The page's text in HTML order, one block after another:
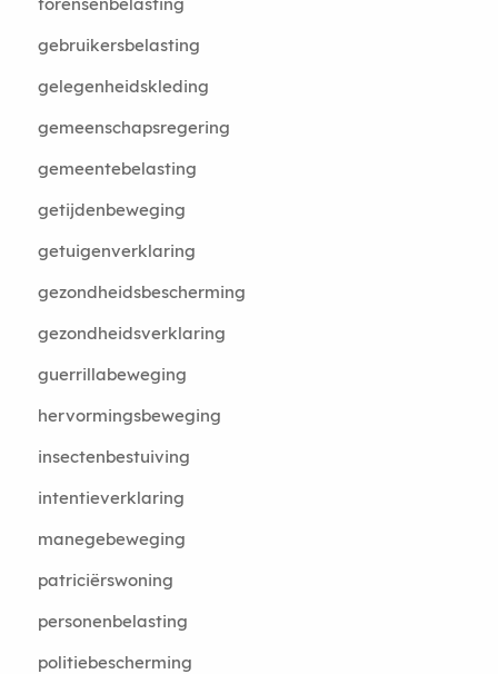
gebruikersbelasting
gelegenheidskleding
gemeenschapsregering
gemeentebelasting
getijdenbeweging
getuigenverklaring
gezondheidsbescherming
gezondheidsverklaring
guerrillabeweging
hervormingsbeweging
insectenbestuiving
intentieverklaring
manegebeweging
patriciërswoning
personenbelasting
politiebescherming